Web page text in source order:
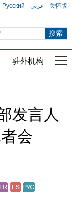
Русский عربي 关怀版
驻外机构 国
发言人
会